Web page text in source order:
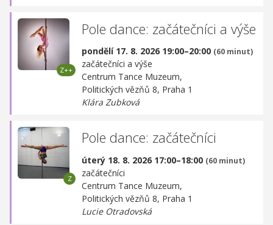
Pole dance: začátečníci a výše
pondělí 17. 8. 2026 19:00–20:00 (60 minut)
začátečníci a výše
Centrum Tance Muzeum,
Politických vězňů 8, Praha 1
Klára Zubková
Pole dance: začátečníci
úterý 18. 8. 2026 17:00–18:00 (60 minut)
začátečníci
Centrum Tance Muzeum,
Politických vězňů 8, Praha 1
Lucie Otradovská